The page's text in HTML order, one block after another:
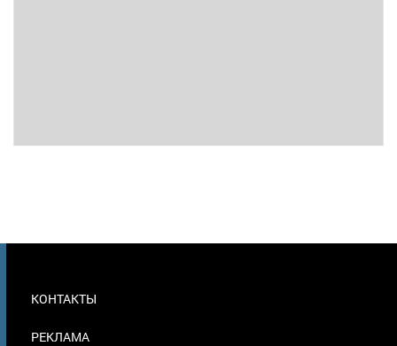
В
КОНТАКТЫ
РЕКЛАМА